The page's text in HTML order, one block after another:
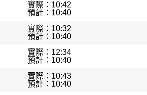
實際：10:42
預計：10:40
實際：10:32
預計：10:40
實際：12:34
預計：10:40
實際：10:43
預計：10:40